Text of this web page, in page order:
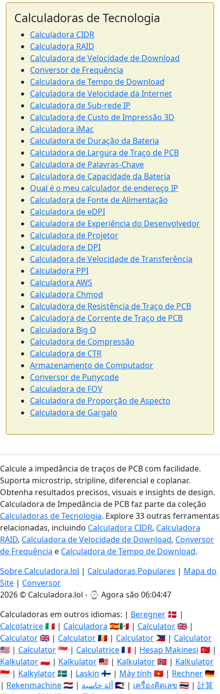
Calculadoras de Tecnologia
Calculadora CIDR
Calculadora RAID
Calculadora de Velocidade de Download
Conversor de Frequência
Calculadora de Tempo de Download
Calculadora de Velocidade da Internet
Calculadora de Sub-rede IP
Calculadora de Custo de Impressão 3D
Calculadora iMac
Calculadora de Duração da Bateria
Calculadora de Largura de Traço de PCB
Calculadora de Palavras-Chave
Calculadora de Capacidade da Bateria
Qual é o meu calculador de endereço IP
Calculadora de Fonte de Alimentação
Calculadora de eDPI
Calculadora de Experiência do Desenvolvedor
Calculadora de Projetor
Calculadora de DPI
Calculadora de Velocidade de Transferência
Calculadora PPI
Calculadora AWS
Calculadora Chmod
Calculadora de Resistência de Traço de PCB
Calculadora de Corrente de Traço de PCB
Calculadora Big O
Calculadora de Compressão
Calculadora de CTR
Armazenamento de Computador
Conversor de Punycode
Calculadora de FOV
Calculadora de Proporção de Aspecto
Calculadora de Gargalo
Calcule a impedância de traços de PCB com facilidade.
Suporta microstrip, stripline, diferencial e coplanar.
Obtenha resultados precisos, visuais e insights de design.
Calculadora de Impedância de PCB faz parte da coleção
Calculadoras de Tecnologia. Explore 33 outras ferramentas
relacionadas, incluindo Calculadora CIDR, Calculadora
RAID, Calculadora de Velocidade de Download, Conversor
de Frequência e Calculadora de Tempo de Download.
Sobre Calculadora.lol | Calculadoras Populares | Mapa do
Site | Conversor
2026 © Calculadora.lol - ⌚ Agora são 06:04:48
Calculadoras em outros idiomas: | Beregner 🇩🇰 |
Calcolatrice🇮🇹 | Calculadora 🇪🇸🇲🇽 | Calculator🇬🇧 |
Calculator🇬🇧 | Calculator🇷🇴 | Calculator 🇵🇭 | Calculator
🇺🇸 | Calculator🇸🇬 | Calculatrice🇫🇷 | Hesap Makinesi 🇹🇷 |
Kalkulator🇵🇱 | Kalkulator🇲🇾 | Kalkulator🇳🇴 | Kalkulator
🇮🇩 | Kalkylator🇸🇪 | Laskin 🇫🇮 | Máy tính 🇻🇳 | Rechner🇩🇪
| Rekenmachine🇳🇱 | آلة حاسبة🇸🇦 | เครื่องคิดเลข 🇹🇭 | 計算